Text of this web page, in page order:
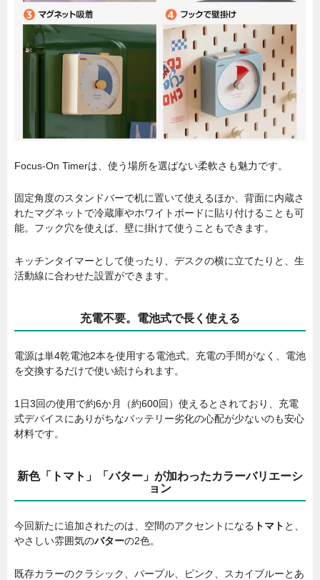
Focus-On Timerは、使う場所を選ばない柔軟さも魅力です。
固定角度のスタンドバーで机に置いて使えるほか、背面に内蔵さ
れたマグネットで冷蔵庫やホワイトボードに貼り付けることも可
能。フック穴を使えば、壁に掛けて使うこともできます。
キッチンタイマーとして使ったり、デスクの横に立てたりと、生
活動線に合わせた設置ができます。
充電不要。電池式で長く使える
電源は単4乾電池2本を使用する電池式。充電の手間がなく、電池
を交換するだけで使い続けられます。
1日3回の使用で約6か月（約600回）使えるとされており、充電
式デバイスにありがちなバッテリー劣化の心配が少ないのも安心
材料です。
新色「トマト」「バター」が加わったカラーバリエーシ
ョン
今回新たに追加されたのは、空間のアクセントになる トマト と、
やさしい雰囲気のバターの2色。
既存カラーのクラシック、パープル、ピンク、スカイブルーとあ